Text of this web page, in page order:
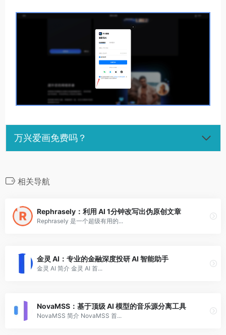
万兴爱画免费吗？
相关导航
Rephrasely：利用 AI 1分钟改写出伪原创文章
Rephrasely 是一个超级有用的...
金灵 AI：专业的金融深度投研 AI 智能助手
金灵 AI 简介 金灵 AI 首...
NovaMSS：基于顶级 AI 模型的音乐源分离工具
NovaMSS 简介 NovaMSS 首...